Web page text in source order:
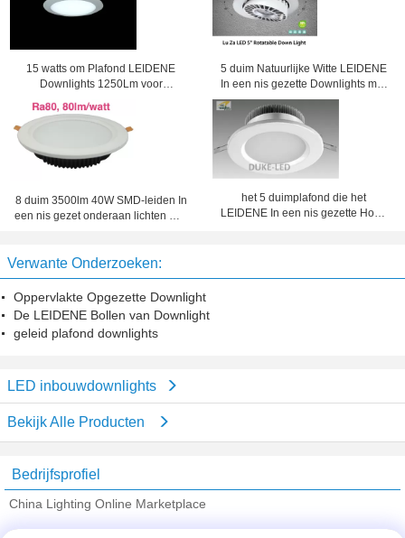
15 watts om Plafond LEIDENE
Downlights 1250Lm voor
Hotelverlichting
5 duim Natuurlijke Witte LEIDENE
In een nis gezette Downlights met
Energie - besparing
8 duim 3500lm 40W SMD-leiden In
een nis gezet onderaan lichten met
het 5 duimplafond die het
LEIDENE In een nis gezette Hoge
Verwante Onderzoeken:
Oppervlakte Opgezette Downlight
De LEIDENE Bollen van Downlight
geleid plafond downlights
LED inbouwdownlights
Bekijk Alle Producten
Bedrijfsprofiel
China Lighting Online Marketplace